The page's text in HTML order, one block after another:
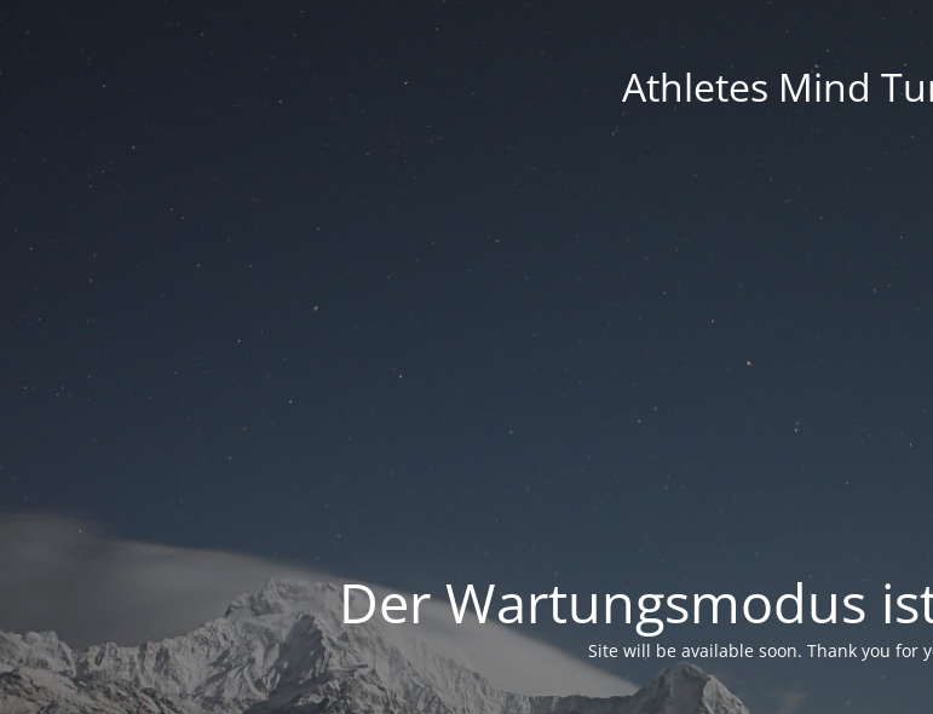
Athletes Mind
Der Wartungsmodus
Site will be available soon. Thank you for